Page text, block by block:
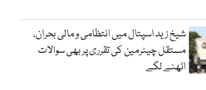
شیخ زید اسپتال میں انتظامی و مالی بحران،
مستقل چیئرمین کی تقرری پر بھی سوالات
اٹھنے لگے